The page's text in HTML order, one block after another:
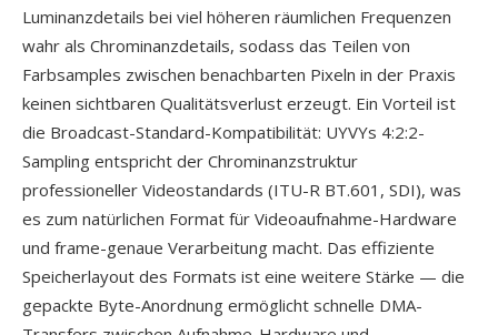
Luminanzdetails bei viel höheren räumlichen Frequenzen
wahr als Chrominanzdetails, sodass das Teilen von
Farbsamples zwischen benachbarten Pixeln in der Praxis
keinen sichtbaren Qualitätsverlust erzeugt. Ein Vorteil ist
die Broadcast-Standard-Kompatibilität: UYVYs 4:2:2-
Sampling entspricht der Chrominanzstruktur
professioneller Videostandards (ITU-R BT.601, SDI), was
es zum natürlichen Format für Videoaufnahme-Hardware
und frame-genaue Verarbeitung macht. Das effiziente
Speicherlayout des Formats ist eine weitere Stärke — die
gepackte Byte-Anordnung ermöglicht schnelle DMA-